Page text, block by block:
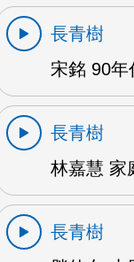
長青樹
宋銘 90年
長青樹
林嘉慧 家
長青樹